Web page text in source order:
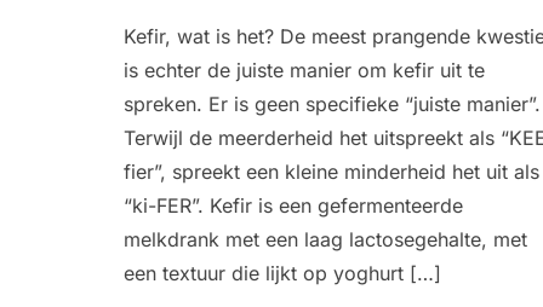
Kefir, wat is het? De meest prangende
is echter de juiste manier om kefir uit te
spreken. Er is geen specifieke “juiste manier”.
Terwijl de meerderheid het uitspreekt als
fier”, spreekt een kleine minderheid het uit als
“ki-FER”. Kefir is een gefermenteerde
melkdrank met een laag lactosegehalte, met
een textuur die lijkt op yoghurt […]